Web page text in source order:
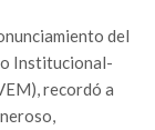
del
Institucional-
recordó a